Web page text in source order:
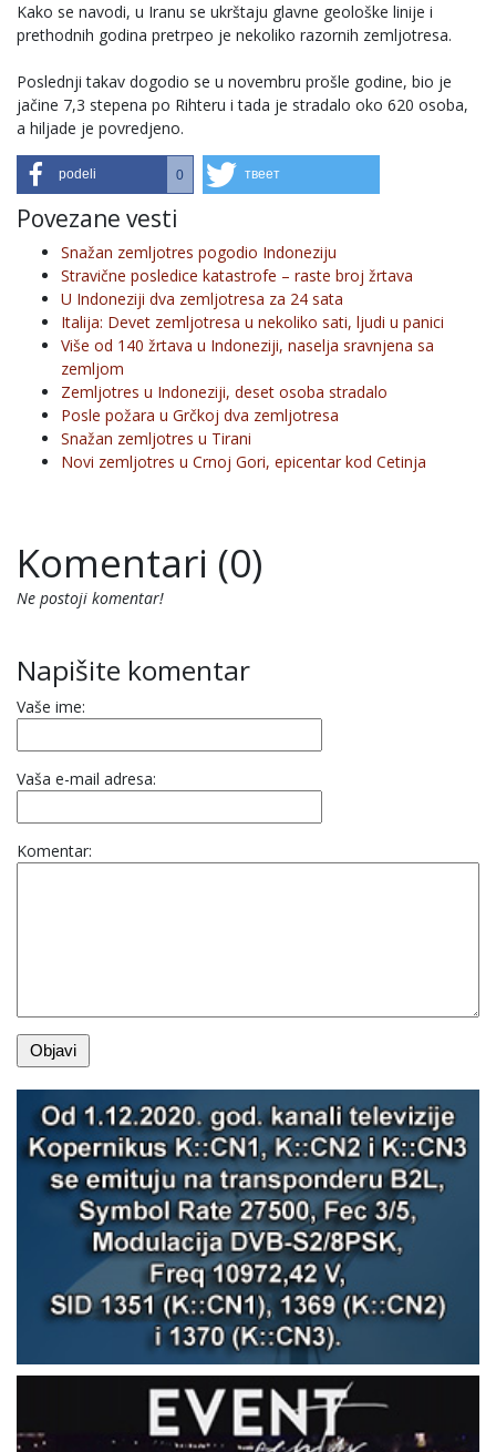
Kako se navodi, u Iranu se ukrštaju glavne geološke linije i
prethodnih godina pretrpeo je nekoliko razornih zemljotresa.
Poslednji takav dogodio se u novembru prošle godine, bio je
jačine 7,3 stepena po Rihteru i tada je stradalo oko 620 osoba,
a hiljade je povredjeno.
podeli 0 твеет
Povezane vesti
Snažan zemljotres pogodio Indoneziju
Stravične posledice katastrofe – raste broj žrtava
U Indoneziji dva zemljotresa za 24 sata
Italija: Devet zemljotresa u nekoliko sati, ljudi u panici
Više od 140 žrtava u Indoneziji, naselja sravnjena sa
zemljom
Zemljotres u Indoneziji, deset osoba stradalo
Posle požara u Grčkoj dva zemljotresa
Snažan zemljotres u Tirani
Novi zemljotres u Crnoj Gori, epicentar kod Cetinja
Komentari (0)
Ne postoji komentar!
Napišite komentar
Vaše ime:
Vaša e-mail adresa:
Komentar: